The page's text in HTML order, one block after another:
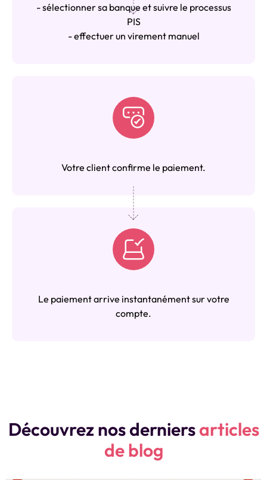
- sélectionner sa banque et suivre le processus
PIS
- effectuer un virement manuel
Votre client confirme le paiement.
Le paiement arrive instantanément sur votre
compte.
Découvrez nos derniersarticles
de blog